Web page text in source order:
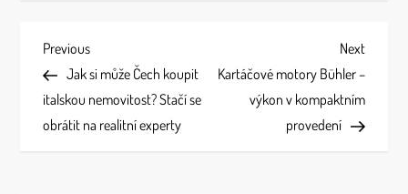
N
a
v
Previous
Post
Previous
Jak si může Čech koupit
italskou nemovitost? Stačí se
obrátit na realitní experty
Next
Post
Next
Kartáčové motory Bühler –
výkon v kompaktním
provedení